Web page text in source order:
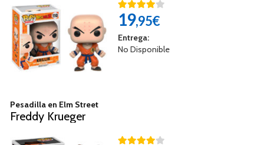
19,95€
Entrega:
No Disponible
Pesadilla en Elm Street
Freddy Krueger